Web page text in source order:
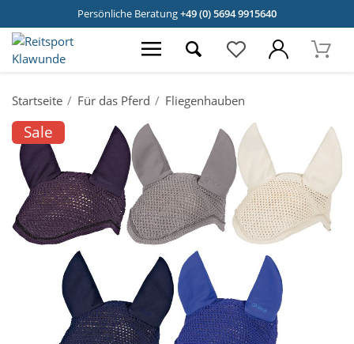
Persönliche Beratung+49 (0) 5694 9915640
Startseite Für das Pferd Fliegenhauben
Sale